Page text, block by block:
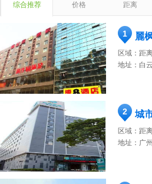
综合推荐 价格 距离
1 麗
区域：距
地址： 白
2 城
区域：距
地址： 广